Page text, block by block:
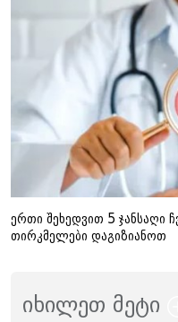
ერთი შეხედვით 5 ჯანსაღი
თირკმელები დაგიზიანოთ
იხილეთ მეტი